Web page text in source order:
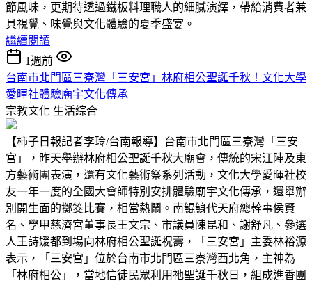
節風味，更期待透過鐵板料理職人的細膩演繹，帶給消費者兼
具視覺、味覺與文化體驗的夏季盛宴。
繼續閱讀
1週前
台南市北門區三寮灣「三安宮」林府相公聖誕千秋！文化大學
愛暉社體驗廟宇文化傳承
宗教文化 生活綜合
【柿子日報記者李玲/台南報導】台南市北門區三寮灣「三安
宮」，昨天舉辦林府相公聖誕千秋大廟會，傳統的宋江陣及東
方藝術團表演，還有文化藝術祭系列活動，文化大學愛暉社校
友一年一度的全國大會師特別安排體驗廟宇文化傳承，還舉辦
別開生面的擲筊比賽，相當熱鬧。南鯤鯓代天府總幹事侯賢
名、學甲慈濟宮董事長王文宗、市議員陳昆和、謝舒凡、參選
人王詩媛都到場向林府相公聖誕祝壽，「三安宮」主委林裕源
表示，「三安宮」位於台南市北門區三寮灣西北角，主神為
「林府相公」，當地信徒民眾利用祂聖誕千秋日，組成進香團